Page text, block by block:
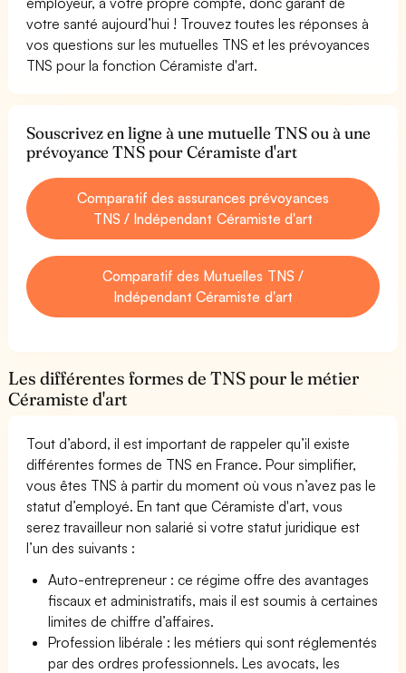
votre santé aujourd’hui ! Trouvez toutes les réponses à
vos questions sur les mutuelles TNS et les prévoyances
TNS pour la fonction Céramiste d'art.
Souscrivez en ligne à une mutuelle TNS ou à une
prévoyance TNS pour Céramiste d'art
Comparatif des assurances prévoyances
TNS / Indépendant Céramiste d'art
Comparatif des Mutuelles TNS /
Indépendant Céramiste d'art
Les différentes formes de TNS pour le métier
Céramiste d'art
Tout d’abord, il est important de rappeler qu’il existe
différentes formes de TNS en France. Pour simplifier,
vous êtes TNS à partir du moment où vous n’avez pas le
statut d’employé. En tant que Céramiste d'art, vous
serez travailleur non salarié si votre statut juridique est
l’un des suivants :
Auto-entrepreneur : ce régime offre des avantages
fiscaux et administratifs, mais il est soumis à certaines
limites de chiffre d’affaires.
Profession libérale : les métiers qui sont réglementés
par des ordres professionnels. Les avocats, les